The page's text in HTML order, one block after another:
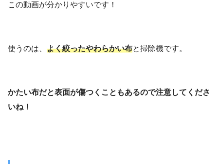
この動画が分かりやすいです！
使うのは、 よく絞ったやわらかい布と掃除機です。
かたい布だと表面が傷つくこともあるので注意してくださ
いね！